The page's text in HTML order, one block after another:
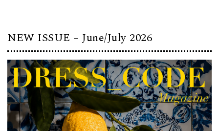
NEW ISSUE – June/July 2026